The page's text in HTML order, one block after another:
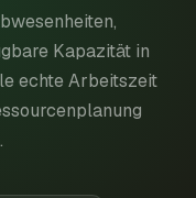
Kapazität in
echte Arbeitszeit